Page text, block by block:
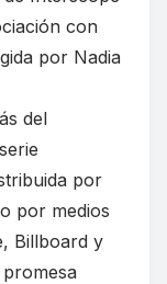
con
por Nadia
del
por
por medios
Billboard y